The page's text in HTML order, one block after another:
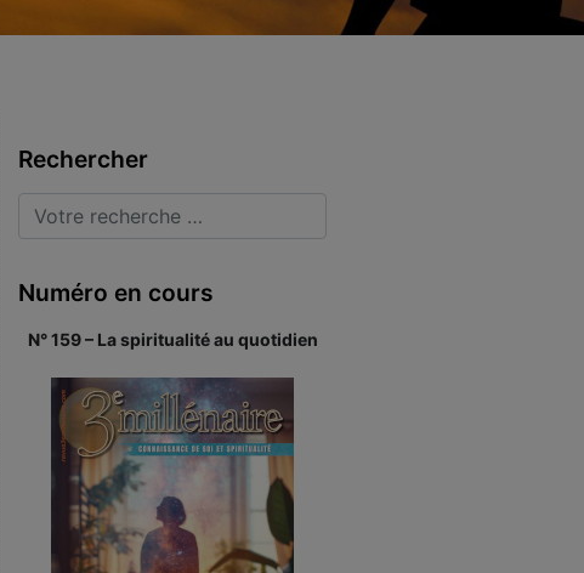
Rechercher
Numéro en cours
N° 159 – La spiritualité au quotidien